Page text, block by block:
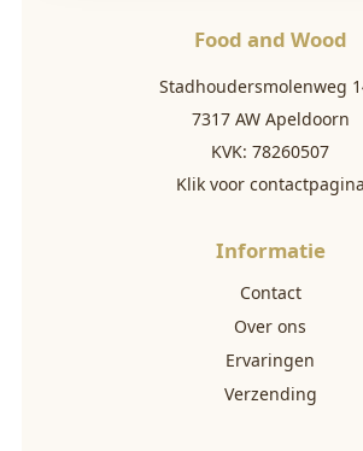
Food and Wood
Stadhoudersmolenweg
7317 AW Apeldoorn
KVK: 78260507
Klik voor contactpagina
Informatie
Contact
Over ons
Ervaringen
Verzending